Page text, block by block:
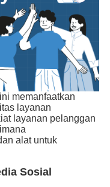
memanfaatkan
layanan
layanan pelanggan
alat untuk
Sosial